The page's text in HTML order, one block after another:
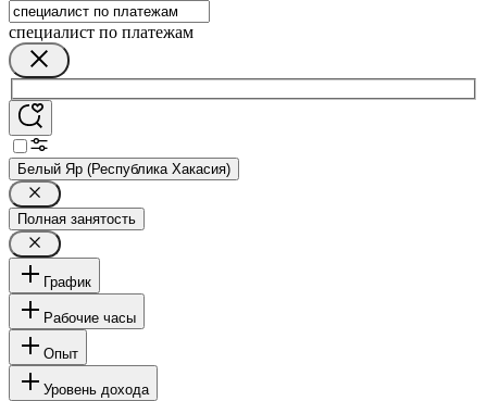
специалист по платежам
Белый Яр (Республика Хакасия)
Полная занятость
График
Рабочие часы
Опыт
Уровень дохода